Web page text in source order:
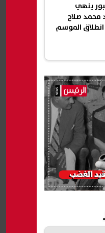
ينهي
محمد صلاح
الموسم